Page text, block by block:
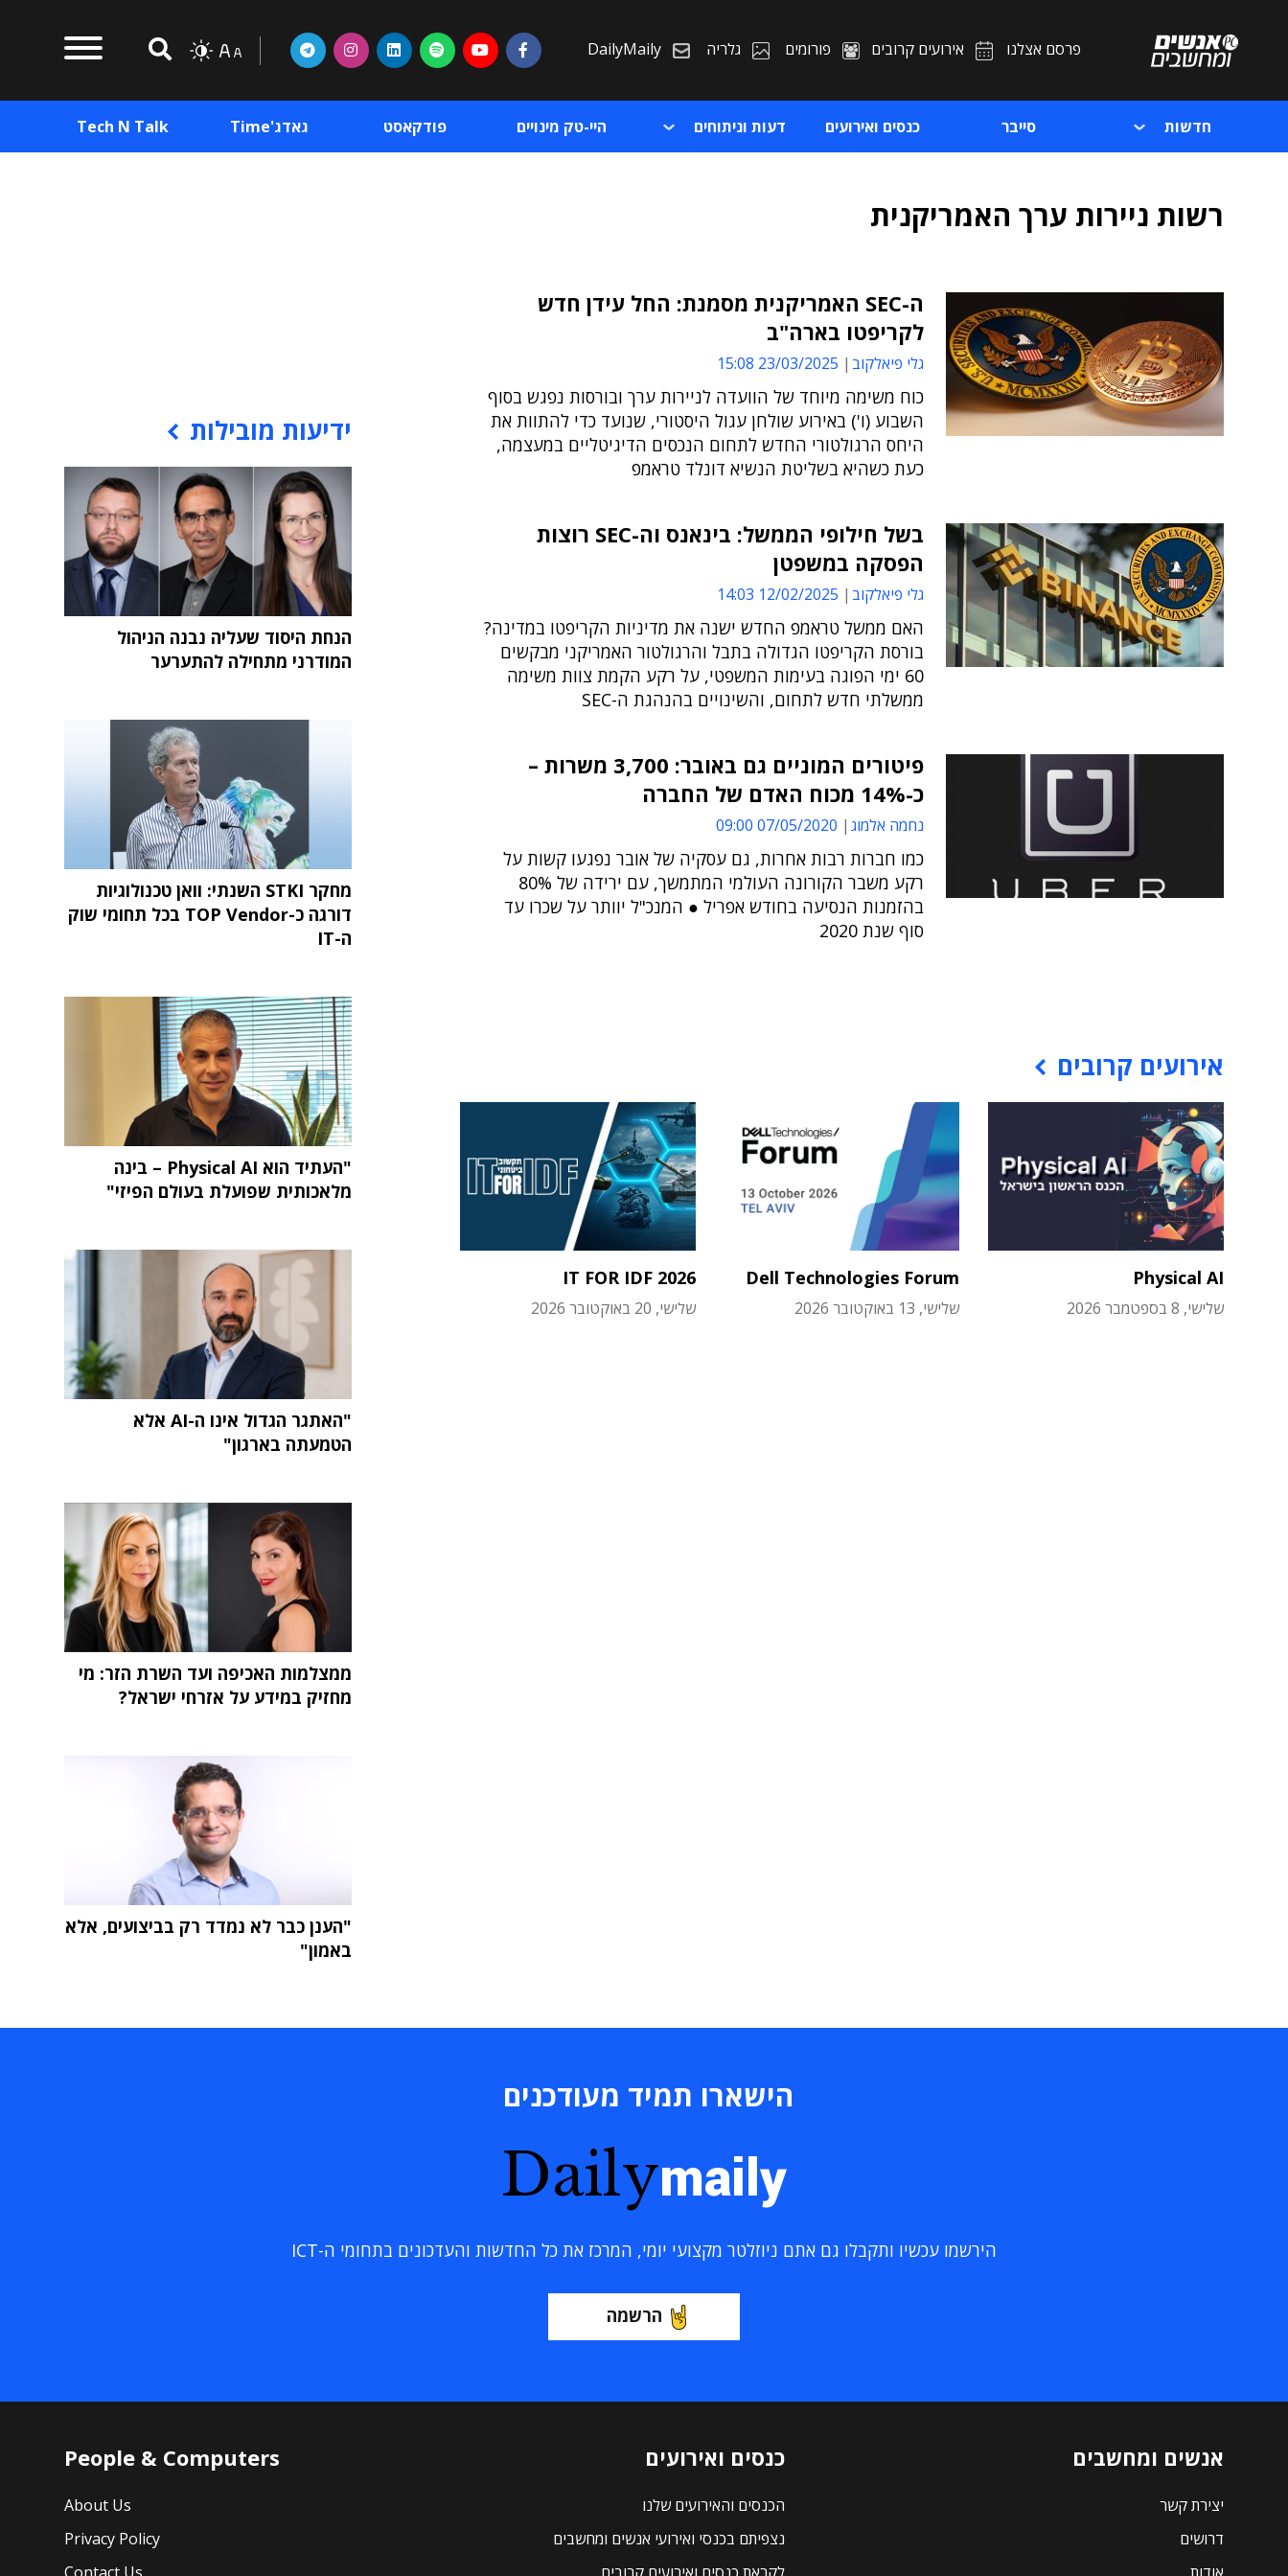
פרסם אצלנו אירועים קרובים פורומים גלריה DailyMaily
חדשות סייבר כנסים ואירועים דעות וניתוחים היי-טק מינויים פודקאסט גאדג'Time Tech N Talk
רשות ניירות ערך האמריקנית
ה-SEC האמריקנית מסמנת: החל עידן חדש
לקריפטו בארה"ב
גלי פיאלקוב 23/03/2025 15:08
כוח משימה מיוחד של הוועדה לניירות ערך ובורסות נפגש בסוף
השבוע (ו') באירוע שולחן עגול היסטורי, שנועד כדי להתוות את
היחס הרגולטורי החדש לתחום הנכסים הדיגיטליים במעצמה,
כעת כשהיא בשליטת הנשיא דונלד טראמפ
בשל חילופי הממשל: בינאנס וה-SEC רוצות
הפסקה במשפטן
גלי פיאלקוב 12/02/2025 14:03
האם ממשל טראמפ החדש ישנה את מדיניות הקריפטו במדינה?
בורסת הקריפטו הגדולה בתבל והרגולטור האמריקני מבקשים
60 ימי הפוגה בעימות המשפטי, על רקע הקמת צוות משימה
ממשלתי חדש לתחום, והשינויים בהנהגת ה-SEC
פיטורים המוניים גם באובר: 3,700 משרות –
כ-14% מכוח האדם של החברה
נחמה אלמוג 07/05/2020 09:00
כמו חברות רבות אחרות, גם עסקיה של אובר נפגעו קשות על
רקע משבר הקורונה העולמי המתמשך, עם ירידה של 80%
בהזמנות הנסיעה בחודש אפריל ● המנכ"ל יוותר על שכרו עד
סוף שנת 2020
אירועים קרובים
Physical AI
שלישי, 8 בספטמבר 2026
Dell Technologies Forum
שלישי, 13 באוקטובר 2026
IT FOR IDF 2026
שלישי, 20 באוקטובר 2026
ידיעות מובילות
הנחת היסוד שעליה נבנה הניהול
המודרני מתחילה להתערער
מחקר STKI השנתי: וואן טכנולוגיות
דורגה כ-TOP Vendor בכל תחומי שוק
ה-IT
"העתיד הוא Physical AI – בינה
מלאכותית שפועלת בעולם הפיזי"
"האתגר הגדול אינו ה-AI אלא
הטמעתה בארגון"
ממצלמות האכיפה ועד השרת הזר: מי
מחזיק במידע על אזרחי ישראל?
"הענן כבר לא נמדד רק בביצועים, אלא
באמון"
הישארו תמיד מעודכנים
Dailymaily
הירשמו עכשיו ותקבלו גם אתם ניוזלטר מקצועי יומי, המרכז את כל החדשות והעדכונים בתחומי ה-ICT
הרשמה
אנשים ומחשבים
יצירת קשר
דרושים
כנסים ואירועים
הכנסים והאירועים שלנו
נצפיתם בכנסי ואירועי אנשים ומחשבים
People & Computers
About Us
Privacy Policy